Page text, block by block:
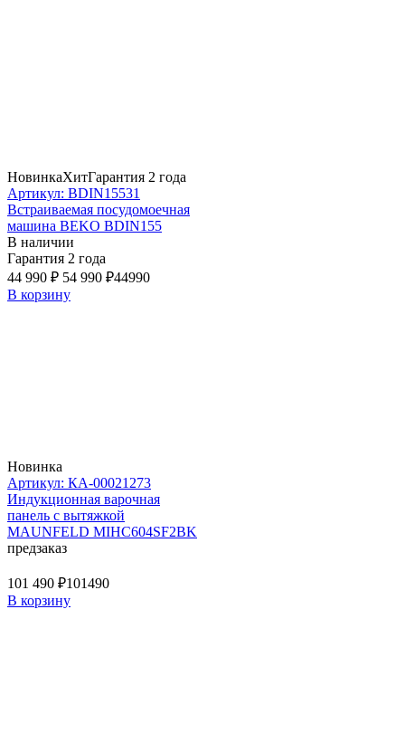
НовинкаХитГарантия 2 года
Артикул: BDIN15531
Встраиваемая посудомоечная
машина BEKO BDIN155
В наличии
Гарантия 2 года
44 990 ₽ 54 990 ₽44990
В корзину
Новинка
Артикул: КА-00021273
Индукционная варочная
панель с вытяжкой
MAUNFELD MIHC604SF2BK
предзаказ
101 490 ₽101490
В корзину